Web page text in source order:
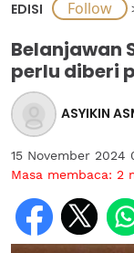
EDISI
Belanjawan
perlu diberi
ASYIKIN
15 November 2024
Masa membaca: 2